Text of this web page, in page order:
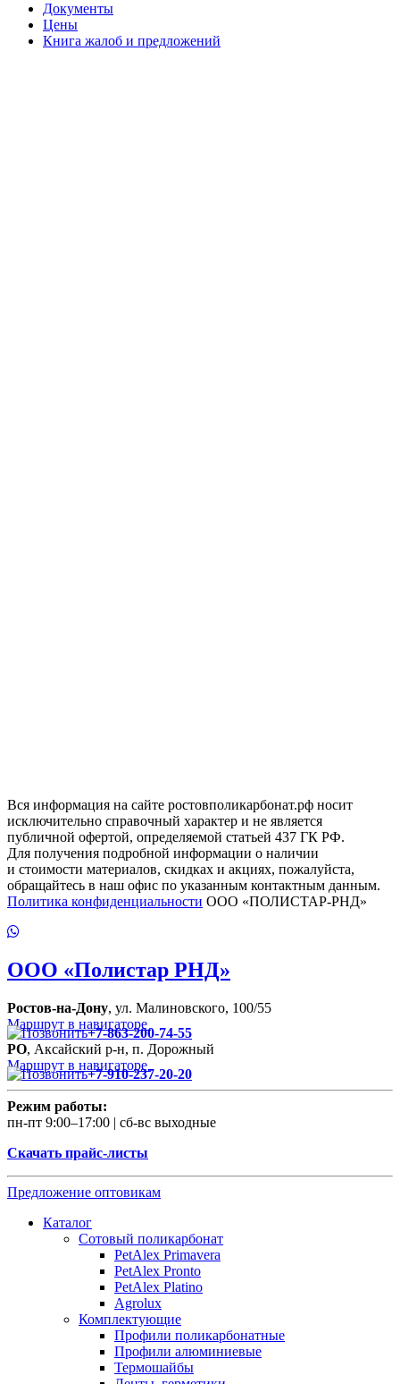
Документы
Цены
Книга жалоб и предложений
Вся информация на сайте ростовполикарбонат.рф носит
исключительно справочный характер и не является
публичной офертой, определяемой статьей 437 ГК РФ.
Для получения подробной информации о наличии
и стоимости материалов, скидках и акциях, пожалуйста,
обращайтесь в наш офис по указанным контактным данным.
Политика конфиденциальности ООО «ПОЛИСТАР-РНД»
ООО «Полистар РНД»
Ростов-на-Дону, ул. Малиновского, 100/55
Маршрут в навигаторе
+7-863-200-74-55
РО, Аксайский р-н, п. Дорожный
Маршрут в навигаторе
+7-910-237-20-20
Режим работы:
пн-пт 9:00–17:00 | сб-вс выходные
Скачать прайс-листы
Предложение оптовикам
Каталог
Сотовый поликарбонат
PetAlex Primavera
PetAlex Pronto
PetAlex Platino
Agrolux
Комплектующие
Профили поликарбонатные
Профили алюминиевые
Термошайбы